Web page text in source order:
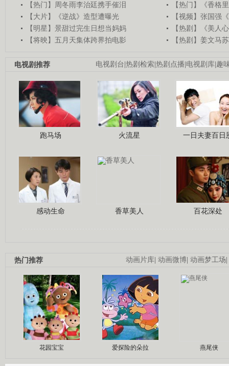
【热门】周冬雨李治廷携手催泪
【热门】《香格
【大片】《逆战》造型遭曝光
【视频】张国强
【明星】景甜过完生日想当妈妈
【热剧】《美人
【将映】五月天集体跨界拍电影
【热剧】姜文马
电视剧台 热剧检索 热剧点播 电视剧库 趣
电视剧推荐
跑马场 火流星 一日夫妻百日
感动生命 香草美人 百花深处
动画片库 动画微博 动画梦工场
热门推荐
花园宝宝 爱探险的朵拉 燕尾侠